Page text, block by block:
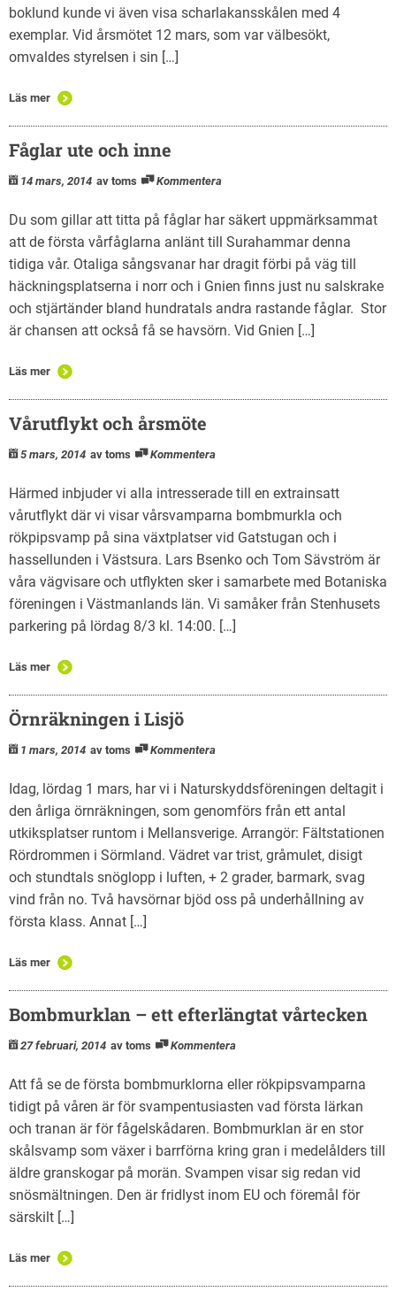
boklund kunde vi även visa scharlakansskålen med 4
exemplar. Vid årsmötet 12 mars, som var välbesökt,
omvaldes styrelsen i sin […]
Läs mer
Fåglar ute och inne
14 mars, 2014 av toms Kommentera
Du som gillar att titta på fåglar har säkert uppmärksammat
att de första vårfåglarna anlänt till Surahammar denna
tidiga vår. Otaliga sångsvanar har dragit förbi på väg till
häckningsplatserna i norr och i Gnien finns just nu salskrake
och stjärtänder bland hundratals andra rastande fåglar. Stor
är chansen att också få se havsörn. Vid Gnien […]
Läs mer
Vårutflykt och årsmöte
5 mars, 2014 av toms Kommentera
Härmed inbjuder vi alla intresserade till en extrainsatt
vårutflykt där vi visar vårsvamparna bombmurkla och
rökpipsvamp på sina växtplatser vid Gatstugan och i
hassellunden i Västsura. Lars Bsenko och Tom Sävström är
våra vägvisare och utflykten sker i samarbete med Botaniska
föreningen i Västmanlands län. Vi samåker från Stenhusets
parkering på lördag 8/3 kl. 14:00. […]
Läs mer
Örnräkningen i Lisjö
1 mars, 2014 av toms Kommentera
Idag, lördag 1 mars, har vi i Naturskyddsföreningen deltagit i
den årliga örnräkningen, som genomförs från ett antal
utkiksplatser runtom i Mellansverige. Arrangör: Fältstationen
Rördrommen i Sörmland. Vädret var trist, gråmulet, disigt
och stundtals snöglopp i luften, + 2 grader, barmark, svag
vind från no. Två havsörnar bjöd oss på underhållning av
första klass. Annat […]
Läs mer
Bombmurklan – ett efterlängtat vårtecken
27 februari, 2014 av toms Kommentera
Att få se de första bombmurklorna eller rökpipsvamparna
tidigt på våren är för svampentusiasten vad första lärkan
och tranan är för fågelskådaren. Bombmurklan är en stor
skålsvamp som växer i barrförna kring gran i medelålders till
äldre granskogar på morän. Svampen visar sig redan vid
snösmältningen. Den är fridlyst inom EU och föremål för
särskilt […]
Läs mer